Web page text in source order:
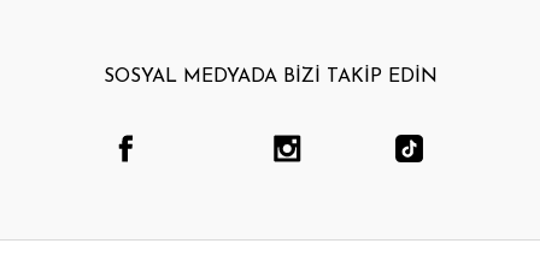
SOSYAL MEDYADA BİZİ TAKİP EDİN